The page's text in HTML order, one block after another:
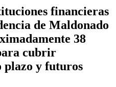
financieras
de Maldonado
38
cubrir
plazo y futuros